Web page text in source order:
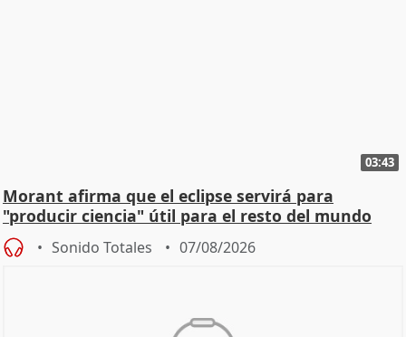
03:43
Morant afirma que el eclipse servirá para
"producir ciencia" útil para el resto del mundo
Sonido Totales 07/08/2026